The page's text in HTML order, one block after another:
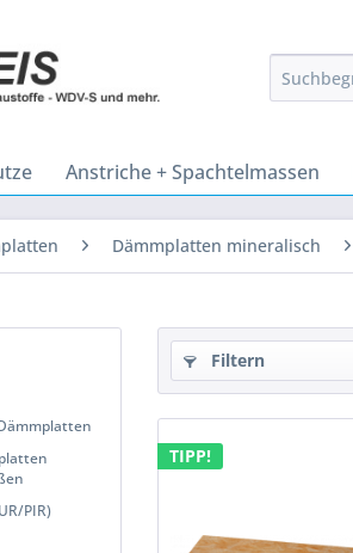
Anstriche + Spachtelmassen
Dämmplatten mineralisch
PIR)
Filtern
TIPP!